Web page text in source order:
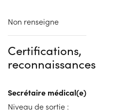
Non renseigne
Certifications,
reconnaissances
Secrétaire médical(e)
Niveau de sortie :